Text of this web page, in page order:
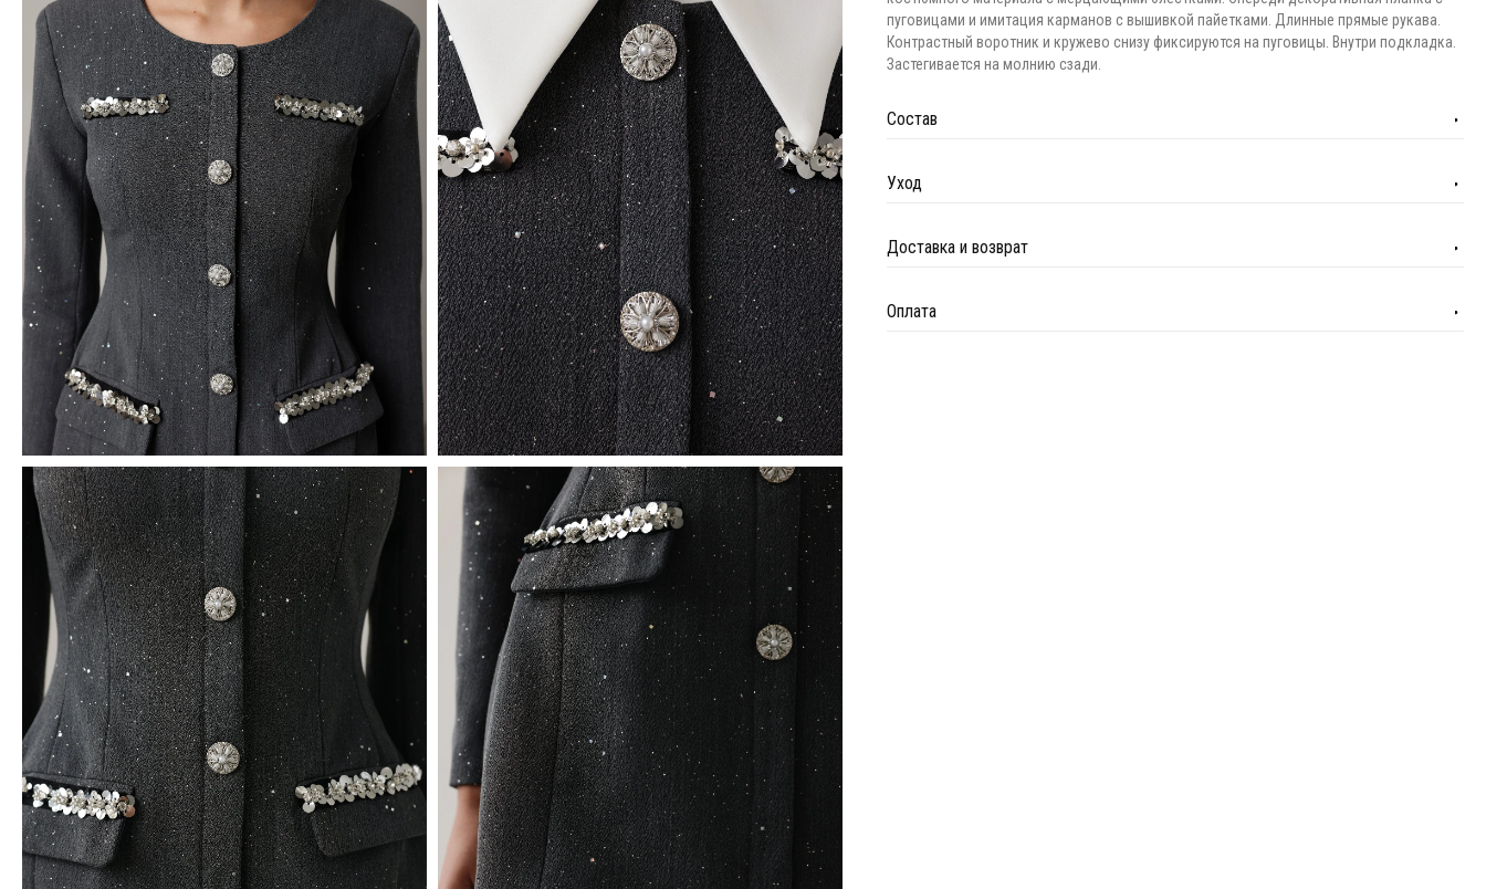
пуговицами и имитация карманов с вышивкой пайетками. Длинные прямые рукава.
Контрастный воротник и кружево снизу фиксируются на пуговицы. Внутри подкладка.
Застегивается на молнию сзади.
Состав
Уход
Доставка и возврат
Оплата